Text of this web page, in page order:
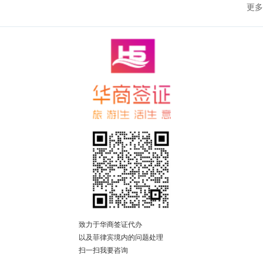
更多
致力于华商签证代办
以及菲律宾境内的问题处理
扫一扫我要咨询